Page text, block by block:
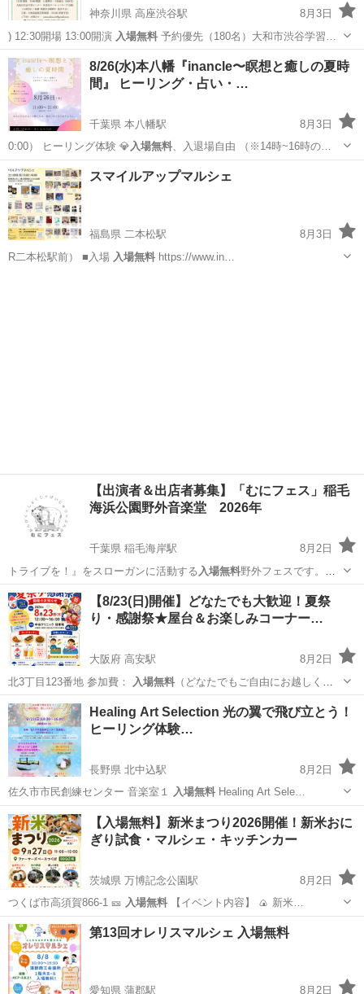
神奈川県 高座渋谷駅
8月3日
) 12:30開場 13:00開演 入場無料予約優先（180名）大和市渋谷学習…
神奈川 大和市 高座渋谷駅 コンサート/ショー 落語
8/26(水)本八幡『inancle〜瞑想と癒しの夏時
間』 ヒーリング・占い・…
千葉県 本八幡駅
8月3日
0:00） ヒーリング体験 💎入場無料、入退場自由 （※14時~16時の…
千葉 市川市 本八幡駅 ワークショップ
スマイルアップマルシェ
福島県 二本松駅
8月3日
R二本松駅前） ■入場 入場無料 https://www.in…
【出演者＆出店者募集】「むにフェス」稲毛
海浜公園野外音楽堂 2026年
千葉県 稲毛海岸駅
8月2日
トライブを！』をスローガンに活動する 入場無料野外フェスです。キ
ッチンカーとコラボ…
千葉 千葉市 稲毛海岸駅 地域/お祭り フェス
【8/23(日)開催】どなたでも大歓迎！夏祭
り・感謝祭★屋台＆お楽しみコーナー…
大阪府 高安駅
8月2日
北3丁目123番地 参加費：
入場無料（どなたでもご自由にお越しくだ
さい）…
大阪 八尾市 夏祭り
Healing Art Selection 光の翼で飛び立とう！
ヒーリング体験…
長野県 北中込駅
8月2日
佐久市市民創練センター 音楽室１ 入場無料 Healing Art Sele…
長野 佐久市 北中込駅 コンサート/ショー ヒーリング
【入場無料】新米まつり2026開催！新米おに
ぎり試食・マルシェ・キッチンカー
茨城県 万博記念公園駅
8月2日
つくば市高須賀866-1 🎫 入場無料 【イベント内容】 🍙 新米…
茨城 つくば市 万博記念公園駅 地域/お祭り
第13回オレリスマルシェ 入場無料
愛知県 蒲郡駅 8月2日